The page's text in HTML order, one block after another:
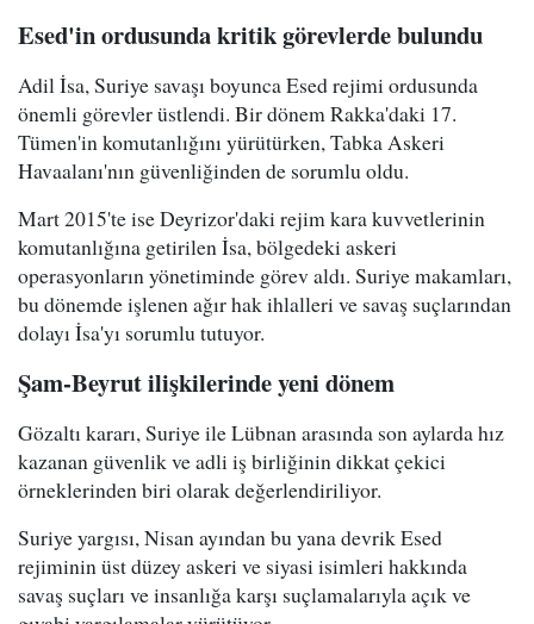
Esed'in ordusunda kritik görevlerde bulundu
Adil İsa, Suriye savaşı boyunca Esed rejimi ordusunda
önemli görevler üstlendi. Bir dönem Rakka'daki 17.
Tümen'in komutanlığını yürütürken, Tabka Askeri
Havaalanı'nın güvenliğinden de sorumlu oldu.
Mart 2015'te ise Deyrizor'daki rejim kara kuvvetlerinin
komutanlığına getirilen İsa, bölgedeki askeri
operasyonların yönetiminde görev aldı. Suriye makamları,
bu dönemde işlenen ağır hak ihlalleri ve savaş suçlarından
dolayı İsa'yı sorumlu tutuyor.
Şam-Beyrut ilişkilerinde yeni dönem
Gözaltı kararı, Suriye ile Lübnan arasında son aylarda hız
kazanan güvenlik ve adli iş birliğinin dikkat çekici
örneklerinden biri olarak değerlendiriliyor.
Suriye yargısı, Nisan ayından bu yana devrik Esed
rejiminin üst düzey askeri ve siyasi isimleri hakkında
savaş suçları ve insanlığa karşı suçlamalarıyla açık ve